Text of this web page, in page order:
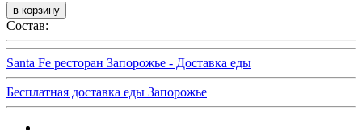
Состав:
Santa Fe ресторан Запорожье - Доставка еды
Бесплатная доставка еды Запорожье